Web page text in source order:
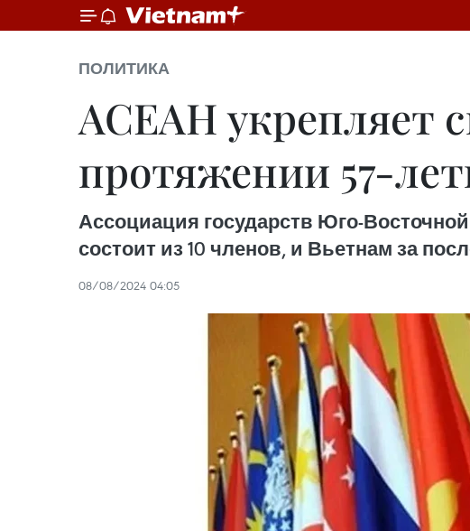
ПОЛИТИКА
АСЕАН укрепляет
протяжении 57-
Ассоциация государств Юго-
состоит из 10 членов, и Вьетнам за
08/08/2024 04:05